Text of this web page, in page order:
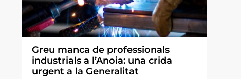
Greu manca de professionals
industrials a l’Anoia: una crida
urgent a la Generalitat